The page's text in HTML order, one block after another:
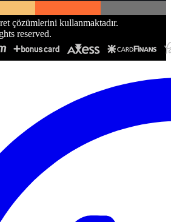
çözümlerini kullanmaktadır.
reserved.